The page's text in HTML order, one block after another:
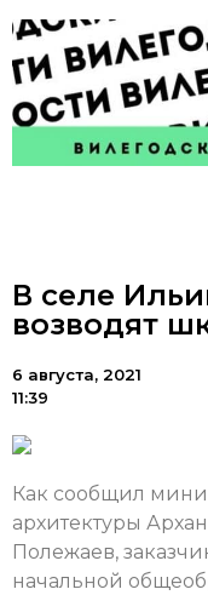
В селе
возводят
6 августа, 2021
11:39
Как сообщил
архитектуры
Полежаев,
начальной